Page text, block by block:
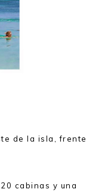
de la isla, frente
cabinas y una